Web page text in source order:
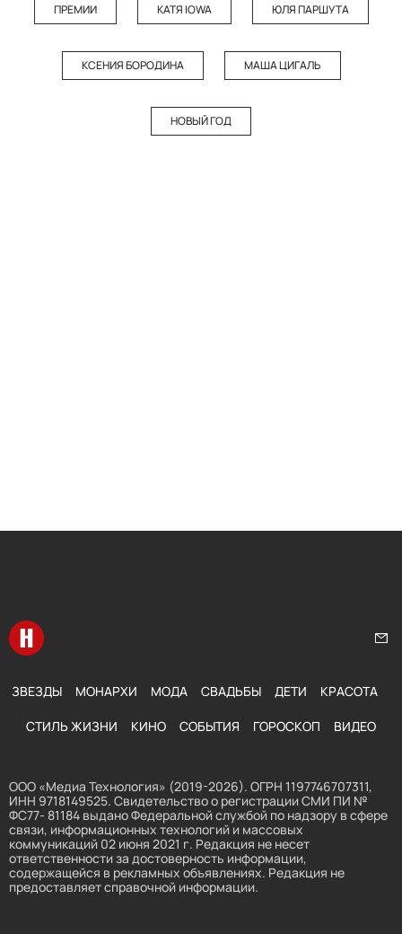
ПРЕМИИ КАТЯ IOWA ЮЛЯ ПАРШУТА
КСЕНИЯ БОРОДИНА МАША ЦИГАЛЬ
НОВЫЙ ГОД
Перейти на главную
ЗВЕЗДЫ МОНАРХИ МОДА СВАДЬБЫ ДЕТИ КРАСОТА
СТИЛЬ ЖИЗНИ КИНО СОБЫТИЯ ГОРОСКОП ВИДЕО
ООО «Медиа Технология» (2019-2026). ОГРН 1197746707311,
ИНН 9718149525. Свидетельство о регистрации СМИ ПИ №
ФС77- 81184 выдано Федеральной службой по надзору в сфере
связи, информационных технологий и массовых
коммуникаций 02 июня 2021 г. Редакция не несет
ответственности за достоверность информации,
содержащейся в рекламных объявлениях. Редакция не
предоставляет справочной информации.